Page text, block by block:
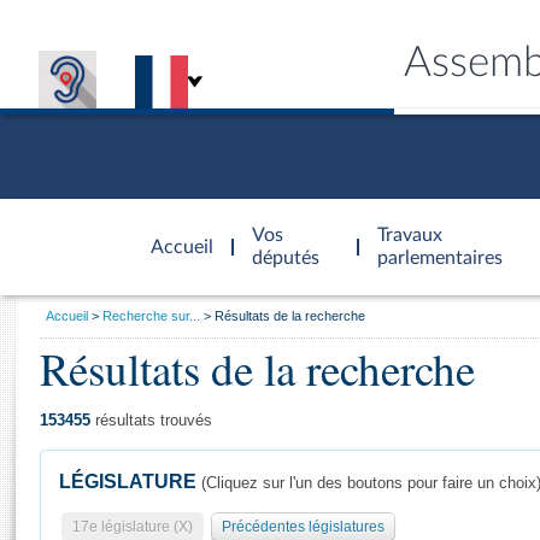
Accueil
d'accueil
Vos
députés
Travaux
parlementaires
Général
Vous
Accueil Recherche sur... Résultats de la recherche
Résultats de la recherche
153455 résultats trouvés
LÉGISLATURE (Cliquez sur l'un des boutons pour faire un choix)
17e législature (X) Précédentes législatures